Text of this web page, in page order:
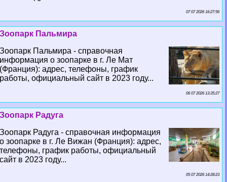
07 07 2026 16:27:56
Зоопарк Пальмира
Зоопарк Пальмира - справочная
информация о зоопарке в г. Ле Мат
(Франция): адрес, телефоны, график
работы, официальный сайт в 2023 году...
06 07 2026 13:35:27
Зоопарк Радуга
Зоопарк Радуга - справочная информация
о зоопарке в г. Ле Вижан (Франция): адрес,
телефоны, график работы, официальный
сайт в 2023 году...
05 07 2026 14:28:23